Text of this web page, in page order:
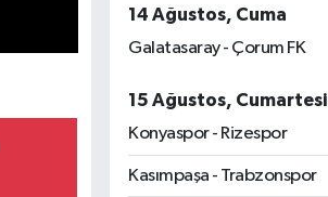
14 Ağustos, Cuma
Galatasaray - Çorum FK
15 Ağustos, Cumartesi
Konyaspor - Rizespor
Kasımpaşa - Trabzonspor